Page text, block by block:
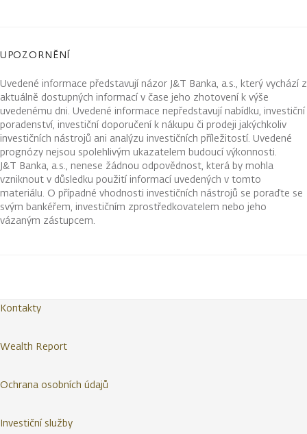
UPOZORNĚNÍ
Uvedené informace představují názor J&T Banka, a.s., který vychází z
aktuálně dostupných informací v čase jeho zhotovení k výše
uvedenému dni. Uvedené informace nepředstavují nabídku, investiční
poradenství, investiční doporučení k nákupu či prodeji jakýchkoliv
investičních nástrojů ani analýzu investičních příležitostí. Uvedené
prognózy nejsou spolehlivým ukazatelem budoucí výkonnosti.
J&T Banka, a.s., nenese žádnou odpovědnost, která by mohla
vzniknout v důsledku použití informací uvedených v tomto
materiálu. O případné vhodnosti investičních nástrojů se poraďte se
svým bankéřem, investičním zprostředkovatelem nebo jeho
vázaným zástupcem.
Kontakty
Wealth Report
Ochrana osobních údajů
Investiční služby